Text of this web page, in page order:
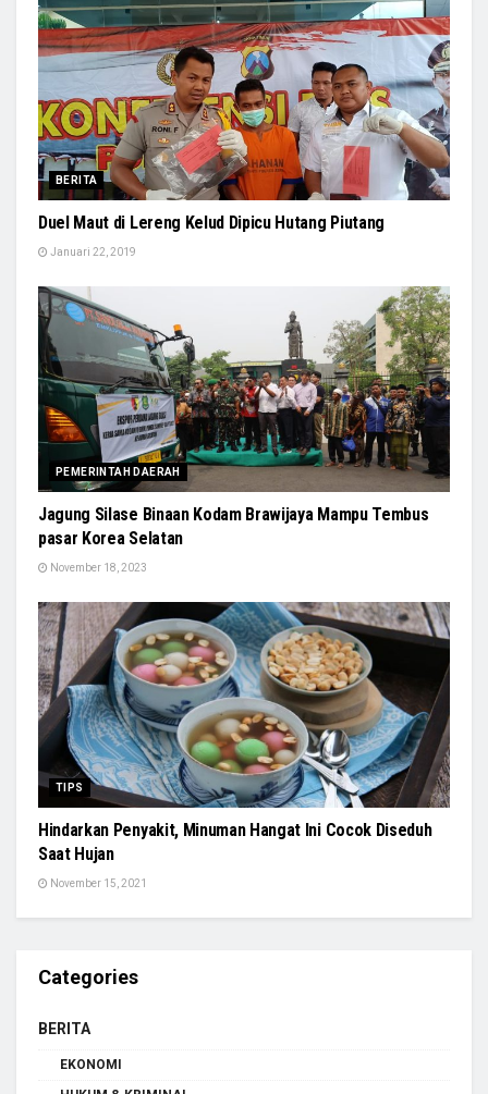
BERITA
Duel Maut di Lereng Kelud Dipicu Hutang Piutang
Januari 22, 2019
PEMERINTAH DAERAH
Jagung Silase Binaan Kodam Brawijaya Mampu Tembus
pasar Korea Selatan
November 18, 2023
TIPS
Hindarkan Penyakit, Minuman Hangat Ini Cocok Diseduh
Saat Hujan
November 15, 2021
Categories
BERITA
EKONOMI